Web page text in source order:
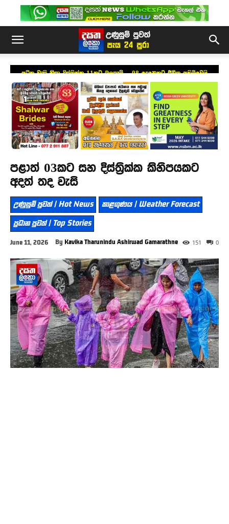
අධික වැසි නිසා දිස්ත්‍රික්ක 11කට බලපෑම් – 08 දෙනෙකුට ජීවිත අහිමිවෙයි
පළාත් 03කට සහ දිස්ත්‍රික්ක කිහිපයකට
අදත් තද වැසි
උණුසුම් පුවත් | Hot News
කාළගුණය | Weather Forecast
ප්‍රධාන පුවත් | Top Stories
June 11, 2026 By Kavika Tharunindu Ashirwad Gamarathne 0
151